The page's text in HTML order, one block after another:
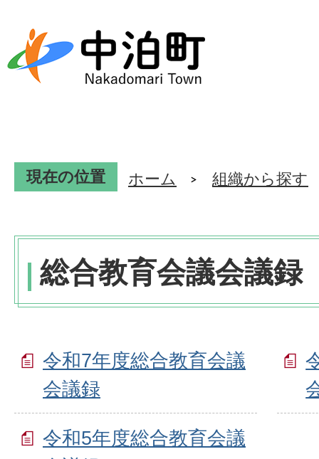
現在の位置 ホーム 組織から探す
総合教育会議会議録
令和7年度総合教育会議
会議録
令和5年度総合教育会議